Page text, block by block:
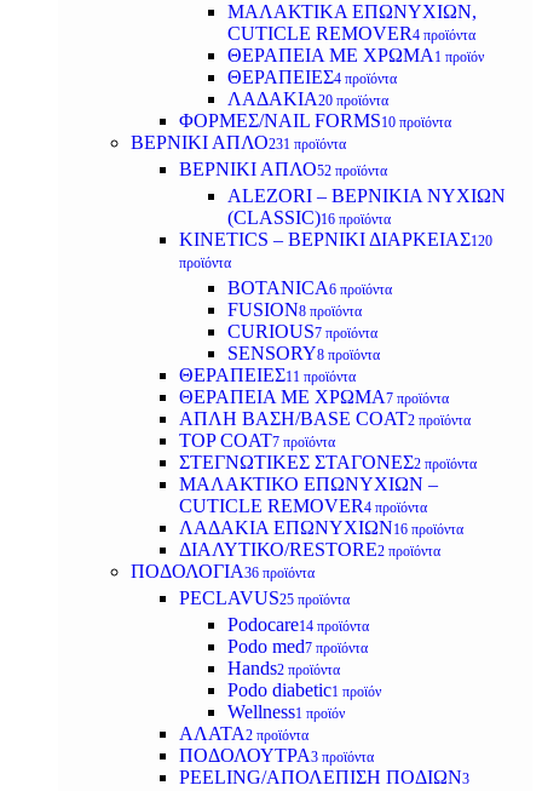
ΜΑΛΑΚΤΙΚΑ ΕΠΩΝΥΧΙΩΝ,
CUTICLE REMOVER4 προϊόντα
ΘΕΡΑΠΕΙΑ ΜΕ ΧΡΩΜΑ 1 προϊόν
ΘΕΡΑΠΕΙΕΣ4 προϊόντα
ΛΑΔΑΚΙΑ20 προϊόντα
ΦΟΡΜΕΣ/NAIL FORMS10 προϊόντα
ΒΕΡΝΙΚΙ ΑΠΛΟ231 προϊόντα
ΒΕΡΝΙΚΙ ΑΠΛΟ52 προϊόντα
ALEZORI – ΒΕΡΝΙΚΙΑ ΝΥΧΙΩΝ
(CLASSIC)16 προϊόντα
KINETICS – ΒΕΡΝΙΚΙ ΔΙΑΡΚΕΙΑΣ120
προϊόντα
BOTANICA6 προϊόντα
FUSION8 προϊόντα
CURIOUS7 προϊόντα
SENSORY8 προϊόντα
ΘΕΡΑΠΕΙΕΣ11 προϊόντα
ΘΕΡΑΠΕΙΑ ΜΕ ΧΡΩΜΑ7 προϊόντα
ΑΠΛΗ ΒΑΣΗ/BASE COAT2 προϊόντα
TOP COAT7 προϊόντα
ΣΤΕΓΝΩΤΙΚΕΣ ΣΤΑΓΟΝΕΣ2 προϊόντα
ΜΑΛΑΚΤΙΚΟ ΕΠΩΝΥΧΙΩΝ –
CUTICLE REMOVER4 προϊόντα
ΛΑΔΑΚΙΑ ΕΠΩΝΥΧΙΩΝ16 προϊόντα
ΔΙΑΛΥΤΙΚΟ/RESTORE2 προϊόντα
ΠΟΔΟΛΟΓΙΑ36 προϊόντα
PECLAVUS25 προϊόντα
Podocare14 προϊόντα
Podo med7 προϊόντα
Hands2 προϊόντα
Podo diabetic1 προϊόν
Wellness1 προϊόν
ΑΛΑΤΑ2 προϊόντα
ΠΟΔΟΛΟΥΤΡΑ3 προϊόντα
PEELING/ΑΠΟΛΕΠΙΣΗ ΠΟΔΙΩΝ3